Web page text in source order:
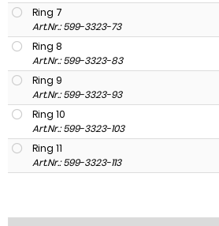
Ring 7
Art.Nr.: 599-3323-73
Ring 8
Art.Nr.: 599-3323-83
Ring 9
Art.Nr.: 599-3323-93
Ring 10
Art.Nr.: 599-3323-103
Ring 11
Art.Nr.: 599-3323-113